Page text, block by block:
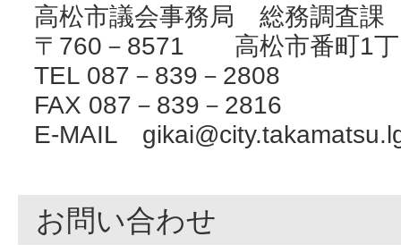
高松市議会事務局 総務調査課
〒760－8571 高松市番町1丁
TEL 087－839－2808
FAX 087－839－2816
E-MAIL
お問い合わせ